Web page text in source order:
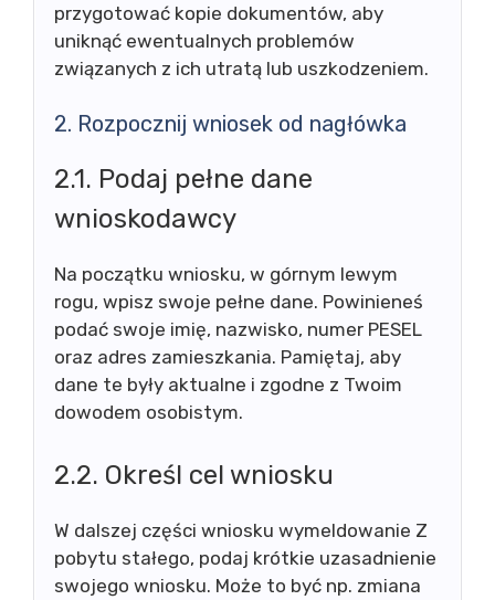
przygotować kopie dokumentów, aby
uniknąć ewentualnych problemów
związanych z ich utratą lub uszkodzeniem.
2. Rozpocznij wniosek od nagłówka
2.1. Podaj pełne dane
wnioskodawcy
Na początku wniosku, w górnym lewym
rogu, wpisz swoje pełne dane. Powinieneś
podać swoje imię, nazwisko, numer PESEL
oraz adres zamieszkania. Pamiętaj, aby
dane te były aktualne i zgodne z Twoim
dowodem osobistym.
2.2. Określ cel wniosku
W dalszej części wniosku wymeldowanie Z
pobytu stałego, podaj krótkie uzasadnienie
swojego wniosku. Może to być np. zmiana